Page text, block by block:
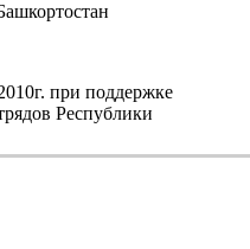
при поддержке
Республики